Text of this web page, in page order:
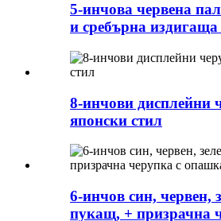
5-инчова червена
и сребърна
8-инчови дисплейни
японски стил
6-инчов син, червен,
пукащ, + призрачна